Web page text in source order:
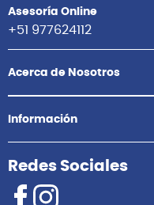
Asesoría Online
+51 977624112
Acerca de Nosotros
Información
Redes Sociales